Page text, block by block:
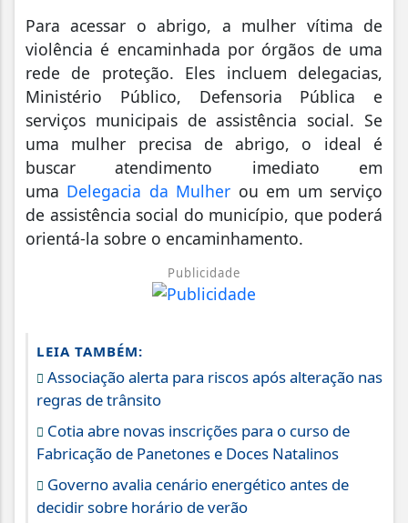
Para acessar o abrigo, a mulher vítima de
violência é encaminhada por órgãos de uma
rede de proteção. Eles incluem delegacias,
Ministério Público, Defensoria Pública e
serviços municipais de assistência social. Se
uma mulher precisa de abrigo, o ideal é
buscar atendimento imediato em
uma Delegacia da Mulher ou em um serviço
de assistência social do município, que poderá
orientá-la sobre o encaminhamento.
Publicidade
LEIA TAMBÉM:
Associação alerta para riscos após alteração nas
regras de trânsito
Cotia abre novas inscrições para o curso de
Fabricação de Panetones e Doces Natalinos
Governo avalia cenário energético antes de
decidir sobre horário de verão